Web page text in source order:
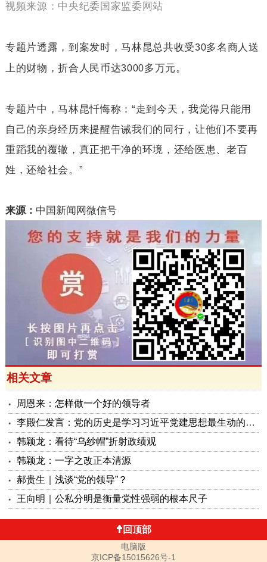
视频来源：中央纪委国家监委网站
专题片透露，到案发时，马林昆总共收受30多名商人送
上的财物，折合人民币达3000多万元。
专题片中，马林昆忏悔称：“走到今天，我觉得只能用
自己的亲身经历来提醒告诫我们的同行，让他们不要再
重蹈我的覆辙，真正把干净的环境，还给医患、老百
姓，还给社会。”
来源： 中国新闻网微信号
相关文章
周恩来：怎样做一个好的领导者
李殿仁发言：党的历史是学习习近平党建思想最生动的教材
韩颖龙：看待“乌纱帽”折射政绩观
韩颖龙：一字之改正本清源
郝贵生｜浅谈“党的领导”？
王向明｜公私分明是衡量党性强弱的根本尺子
回顶部
电脑版
京ICP备15015626号-1